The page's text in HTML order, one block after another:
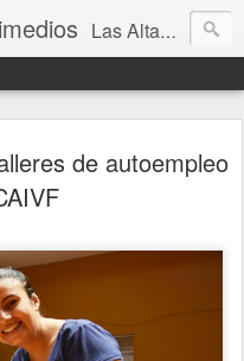
Las Altas Montañas Multimedios
de autoempleo